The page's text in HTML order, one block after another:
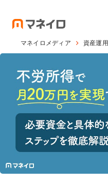
マネイロメディア 資産運用